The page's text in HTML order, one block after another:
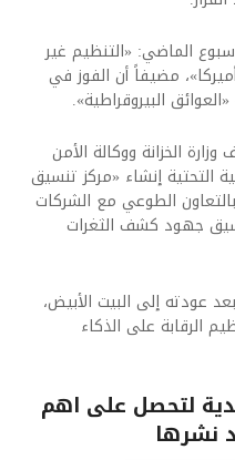
الماضي: «التنظيم غير
مضيفاً أن الفوز في
البيروقراطية».
الخزانة ووكالة الأمن
التحتية إنشاء «مركز تنسيق
الطوعي مع الشركات
جهود كشف الثغرات
عودته إلى البيت الأبيض،
الرقابة على الذكاء
لتحصل على اهم
نشرها